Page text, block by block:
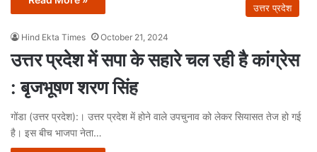
उत्तर प्रदेश
Hind Ekta Times October 21, 2024
उत्तर प्रदेश में सपा के सहारे चल रही है कांग्रेस
: बृजभूषण शरण सिंह
गोंडा (उत्तर प्रदेश):। उत्तर प्रदेश में होने वाले उपचुनाव को लेकर सियासत तेज हो गई
है। इस बीच भाजपा नेता…